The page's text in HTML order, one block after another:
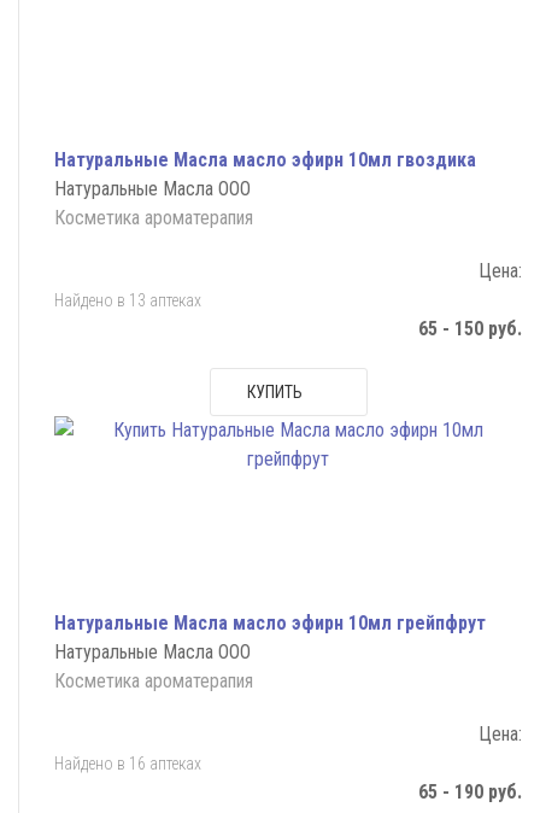
Натуральные Масла масло эфирн 10мл гвоздика
Натуральные Масла ООО
Косметика ароматерапия
Цена:
Найдено в 13 аптеках
65 - 150 руб.
КУПИТЬ
Натуральные Масла масло эфирн 10мл грейпфрут
Натуральные Масла ООО
Косметика ароматерапия
Цена:
Найдено в 16 аптеках
65 - 190 руб.